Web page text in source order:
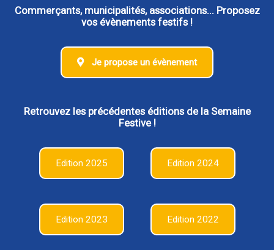
Commerçants, municipalités, associations... Proposez
vos évènements festifs !
Je propose un évènement
Retrouvez les précédentes éditions de la Semaine
Festive !
Edition 2025 Edition 2024
Edition 2023 Edition 2022